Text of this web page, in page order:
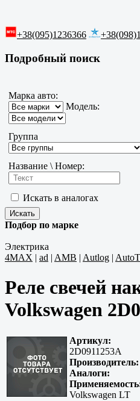
+38(095)1236366
Подробный поиск
Марка авто:
Модель:
Группа
Название \ Номер:
Искать в аналогах
Подбор по марке
Электрика
4MAX | ad | AMB | Autlog |
Реле свечей
Volkswagen
Артикул:
2D0911253A
Производитель:
Аналоги:
Volkswagen LT